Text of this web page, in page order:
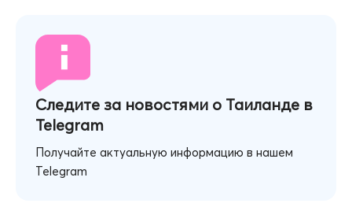
Следите за новостями о Таиланде в
Telegram
Получайте актуальную информацию в нашем
Telegram